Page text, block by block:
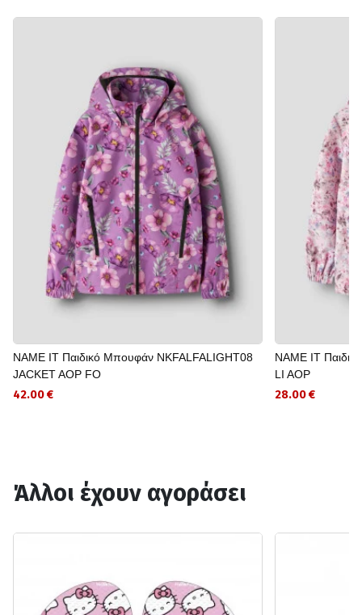
NAME IT Παιδικό Μπουφάν NKFALFALIGHT08
JACKET AOP FO
42.00 €
NAME IT
LI AOP
28.00 €
Άλλοι έχουν αγοράσει